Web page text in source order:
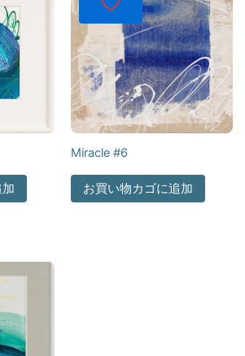
Miracle #6
お買い物カゴに追加